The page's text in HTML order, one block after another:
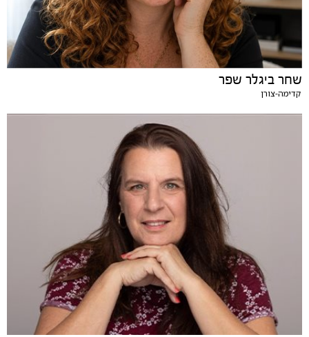
שחר ביגלר שפר
קדימה-צורן